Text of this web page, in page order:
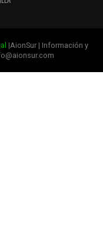
|AionSur | Información y